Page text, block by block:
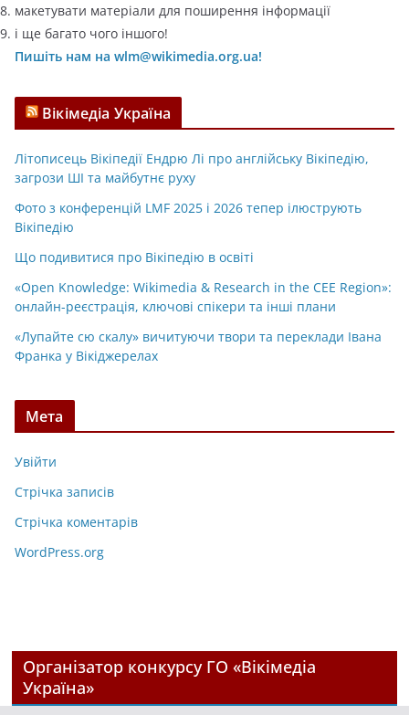
макетувати матеріали для поширення інформації
і ще багато чого іншого!
Пишіть нам на wlm@wikimedia.org.ua!
Вікімедіа Україна
Літописець Вікіпедії Ендрю Лі про англійську Вікіпедію,
загрози ШІ та майбутнє руху
Фото з конференцій LMF 2025 і 2026 тепер ілюструють
Вікіпедію
Що подивитися про Вікіпедію в освіті
«Open Knowledge: Wikimedia & Research in the CEE Region»:
онлайн-реєстрація, ключові спікери та інші плани
«Лупайте сю скалу» вичитуючи твори та переклади Івана
Франка у Вікіджерелах
Мета
Увійти
Стрічка записів
Стрічка коментарів
WordPress.org
Організатор конкурсу ГО «Вікімедіа
Україна»